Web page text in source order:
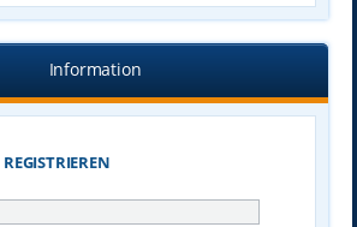
Information
REGISTRIEREN